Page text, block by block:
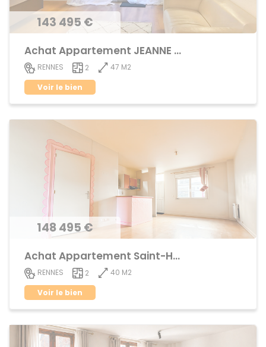
143 495 €
Achat Appartement JEANNE d'ARC - BEAULIEU
RENNES 2
47 M2
Voir le bien
148 495 €
Achat Appartement Saint-Helier
RENNES 2
40 M2
Voir le bien